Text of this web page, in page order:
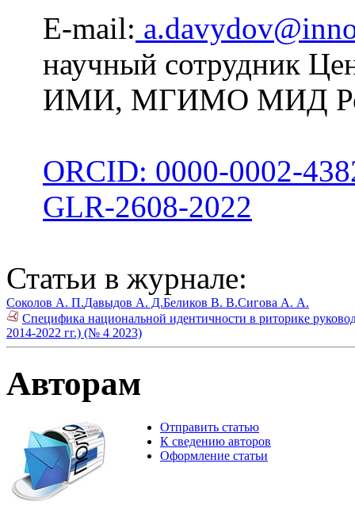
E-mail:
научный сотрудник
ИМИ, МГИМО МИД
ORCID: 0000-0002-
GLR-2608-2022
Статьи в журнале:
Соколов А. П.Давыдов А. Д.Беликов В. В.Сигова А. А.
Специфика национальной идентичности в риторике
2014-2022 гг.) (№ 4 2023)
Авторам
Отправить статью
К сведению авторов
Оформление статьи